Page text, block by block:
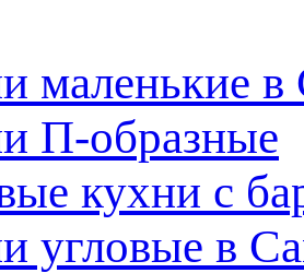
маленькие в
П-образные
кухни с
угловые в